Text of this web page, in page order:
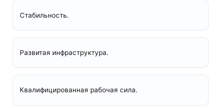
Стабильность.
Развитая инфраструктура.
Квалифицированная рабочая сила.